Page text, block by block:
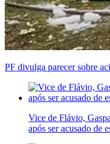
PF divulga parecer sobre
Vice de Flávio,
após ser acusado de